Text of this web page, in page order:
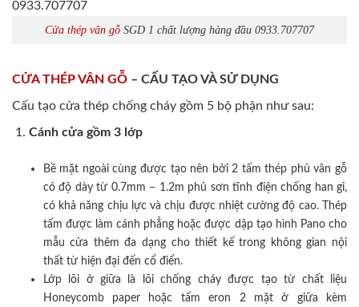
Cửa thép vân gỗ SGD 1 chất lượng hàng đầu 0933.707707
CỬA THÉP VÂN GỖ – CẤU TẠO VÀ SỬ DỤNG
Cấu tạo cửa thép chống cháy gồm 5 bộ phận như sau:
Cánh cửa gồm 3 lớp
Bề mặt ngoài cùng được tạo nên bởi 2 tấm thép phủ vân gỗ
có độ dày từ 0.7mm – 1.2m phủ sơn tĩnh điện chống han gỉ,
có khả năng chịu lực và chịu được nhiệt cường độ cao. Thép
tấm được làm cánh phẳng hoặc được dập tạo hình Pano cho
mẫu cửa thêm đa dạng cho thiết kế trong không gian nội
thất từ hiện đại đến cổ điển.
Lớp lõi ở giữa là lõi chống cháy được tạo từ chất liệu
Honeycomb paper hoặc tấm eron 2 mặt ở giữa kèm